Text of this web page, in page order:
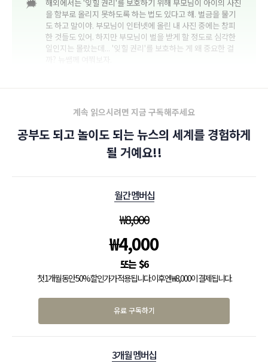
해외에서는 '잊힐 권리'를 보호하기 위해 부모님이 아이의 사진
을 함부로 올리지 못하도록 하는 법도 있다고 해. 벌금을 물기
도 하고 말이야. 부모님이 인터넷에 올린 내 사진 중에는 창피
한 것들도 있어. 하지만 부모님이 벌을 받게 할 정도로 심각한
일인지는 몰랐는데... '잊힐 권리'를 보호하는 게 왜 중요한 걸
계속 읽으시려면 지금 구독해주세요
공부도 되고 놀이도 되는 뉴스의 세계를 경험하게
될 거예요!!
월간 멤버십
₩8,000
₩4,000
$6
첫 1개월 동안 50% 할인가가 적용됩니다. 이후엔 ₩8,000이 결제됩니다.
유료 구독하기
3개월 멤버십